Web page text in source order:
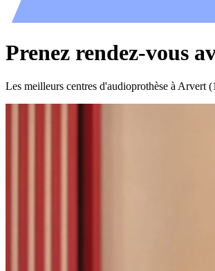
Prenez rendez-vous
Les meilleurs centres d'audioprothèse à Arvert